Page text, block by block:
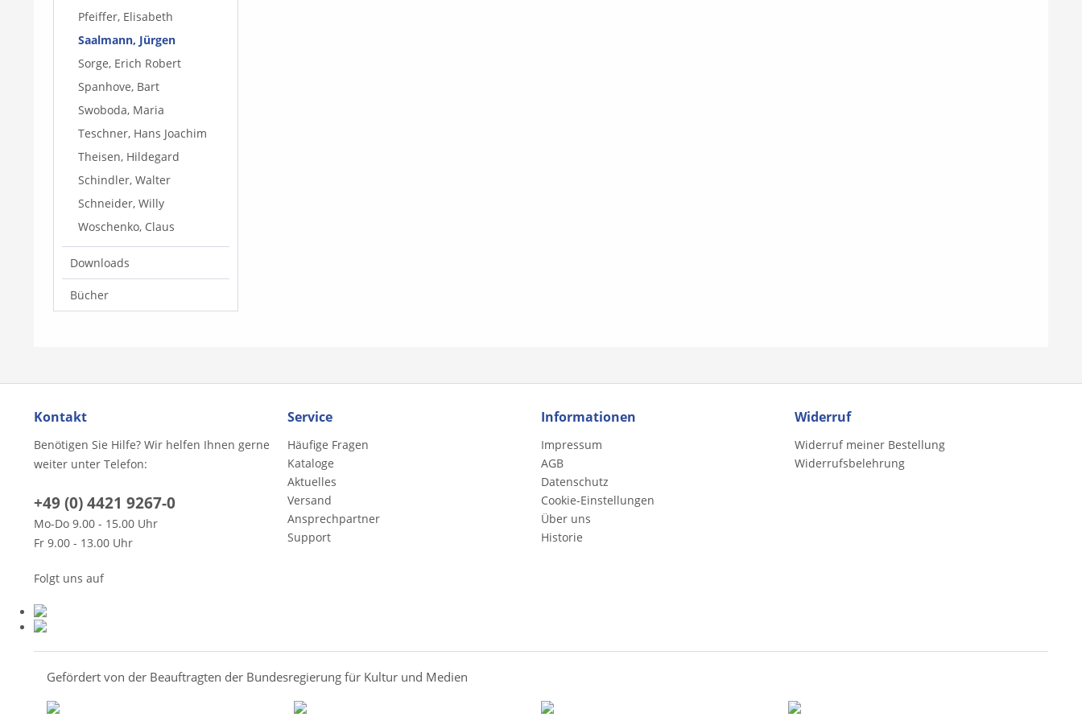
Pfeiffer, Elisabeth
Saalmann, Jürgen
Sorge, Erich Robert
Spanhove, Bart
Swoboda, Maria
Teschner, Hans Joachim
Theisen, Hildegard
Schindler, Walter
Schneider, Willy
Woschenko, Claus
Downloads
Bücher
Kontakt
Benötigen Sie Hilfe? Wir helfen Ihnen gerne
weiter unter Telefon:
+49 (0) 4421 9267-0
Mo-Do 9.00 - 15.00 Uhr
Fr 9.00 - 13.00 Uhr
Folgt uns auf
Service
Häufige Fragen
Kataloge
Aktuelles
Versand
Ansprechpartner
Support
Informationen
Impressum
AGB
Datenschutz
Cookie-Einstellungen
Über uns
Historie
Widerruf
Widerruf meiner Bestellung
Widerrufsbelehrung
Gefördert von der Beauftragten der Bundesregierung für Kultur und Medien